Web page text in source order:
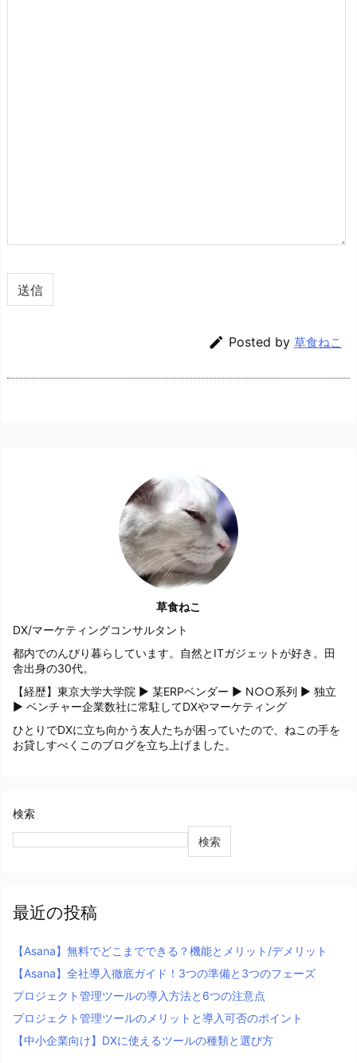
 Posted by 草食ねこ
草食ねこ
DX/マーケティングコンサルタント
都内でのんびり暮らしています。自然とITガジェットが好き。田
舎出身の30代。
【経歴】東京大学大学院 ▶ 某ERPベンダー ▶ N○○系列 ▶ 独立
▶ ベンチャー企業数社に常駐してDXやマーケティング
ひとりでDXに立ち向かう友人たちが困っていたので、ねこの手を
お貸しすべくこのブログを立ち上げました。
検索
検索
最近の投稿
【Asana】無料でどこまでできる？機能とメリット/デメリット
【Asana】全社導入徹底ガイド！3つの準備と3つのフェーズ
プロジェクト管理ツールの導入方法と6つの注意点
プロジェクト管理ツールのメリットと導入可否のポイント
【中小企業向け】DXに使えるツールの種類と選び方